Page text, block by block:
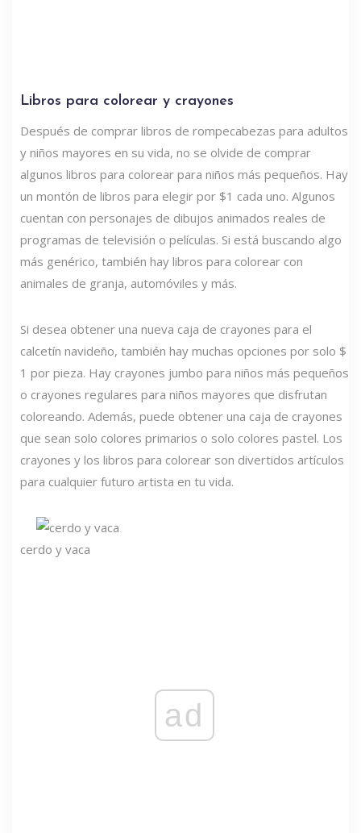
Libros para colorear y crayones
Después de comprar libros de rompecabezas para adultos
y niños mayores en su vida, no se olvide de comprar
algunos libros para colorear para niños más pequeños. Hay
un montón de libros para elegir por $1 cada uno. Algunos
cuentan con personajes de dibujos animados reales de
programas de televisión o películas. Si está buscando algo
más genérico, también hay libros para colorear con
animales de granja, automóviles y más.
Si desea obtener una nueva caja de crayones para el
calcetín navideño, también hay muchas opciones por solo $
1 por pieza. Hay crayones jumbo para niños más pequeños
o crayones regulares para niños mayores que disfrutan
coloreando. Además, puede obtener una caja de crayones
que sean solo colores primarios o solo colores pastel. Los
crayones y los libros para colorear son divertidos artículos
para cualquier futuro artista en tu vida.
cerdo y vaca
ad